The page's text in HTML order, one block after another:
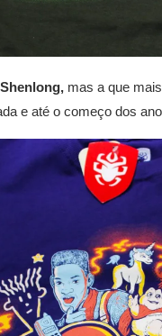
Shenlong, mas a que
e até o começo dos